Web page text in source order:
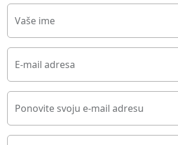
Vaše ime
E-mail adresa
Ponovite svoju e-mail adresu